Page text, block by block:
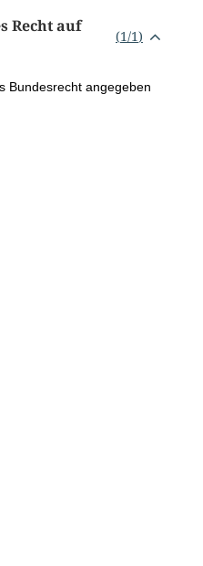
Recht auf
(1/1)
Bundesrecht angegeben